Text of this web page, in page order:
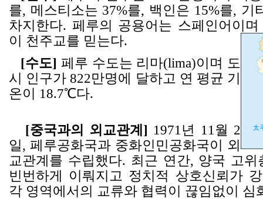
를, 메스티소는 37%를, 백인은 15%를, 기
차지한다. 페루의 공용어는 스페인어이
이 천주교를 믿는다.
[수도] 페루 수도는 리마(lima)이며 도
시 인구가 822만명에 달하고 연 평균 기
온이 18.7℃다.
[중국과의 외교관계] 1971년 11월 2
일, 페루공화국과 중화인민공화국이 외
교관계를 수립했다. 최근 연간, 양국 고
빈번하게 이뤄지고 정치적 상호신뢰가
각 영역에서의 교류와 협력이 끊임없이 심